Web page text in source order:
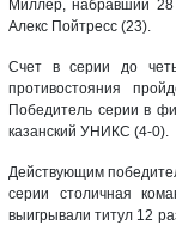
Миллер, набравший 28
Алекс Пойтресс (23).
Счет в серии до
противостояния
Победитель серии в
казанский УНИКС (4-0).
Действующим
серии столичная
выигрывали титул 12